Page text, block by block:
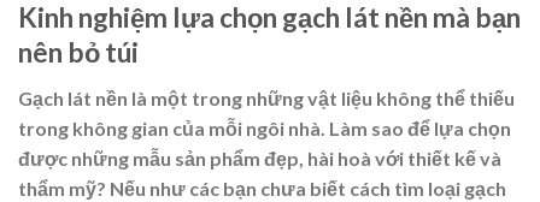
Kinh nghiệm lựa chọn gạch lát nền mà bạn
nên bỏ túi
Gạch lát nền là một trong những vật liệu không thể thiếu
trong không gian của mỗi ngôi nhà. Làm sao để lựa chọn
được những mẫu sản phẩm đẹp, hài hoà với thiết kế và
thẩm mỹ? Nếu như các bạn chưa biết cách tìm loại gạch